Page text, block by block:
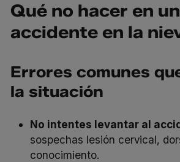
Qué no hacer en un
accidente en la
Errores comunes
la situación
No intentes levantar al
sospechas lesión cervical,
conocimiento.